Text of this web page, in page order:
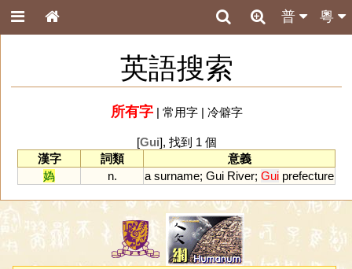
粵
普
英語搜索
所有字| 常用字| 冷僻字
[Gui], 找到 1 個
漢字
詞類
意義
媯
n. a surname; Gui River; Gui prefecture